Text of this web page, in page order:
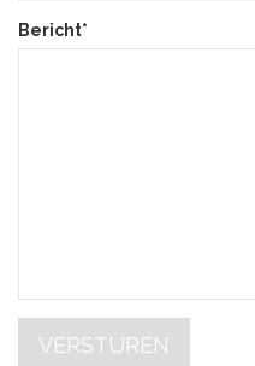
Bericht*
VERSTUREN